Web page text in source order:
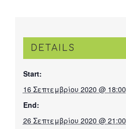
DETAILS
Start:
16 Σεπτεμβρίου 2020 @ 18:00
End:
26 Σεπτεμβρίου 2020 @ 21:00